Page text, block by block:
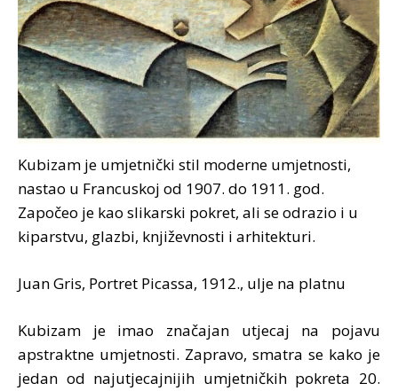
Kubizam je umjetnički stil moderne umjetnosti,
nastao u Francuskoj od 1907. do 1911. god.
Započeo je kao slikarski pokret, ali se odrazio i u
kiparstvu, glazbi, književnosti i arhitekturi.
Juan Gris, Portret Picassa, 1912., ulje na platnu
Kubizam je imao značajan utjecaj na pojavu
apstraktne umjetnosti. Zapravo, smatra se kako je
jedan od najutjecajnijih umjetničkih pokreta 20.